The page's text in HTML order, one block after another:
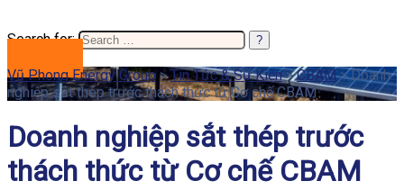
Search for:
Vũ Phong Energy Group >Tin Tức & Sự Kiện>CBAM>Doanh
nghiệp sắt thép trước thách thức từ Cơ chế CBAM
Doanh nghiệp sắt thép trước
thách thức từ Cơ chế CBAM